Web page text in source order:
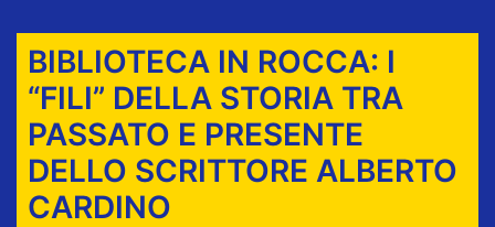
BIBLIOTECA IN ROCCA: I
“FILI” DELLA STORIA TRA
PASSATO E PRESENTE
DELLO SCRITTORE ALBERTO
CARDINO